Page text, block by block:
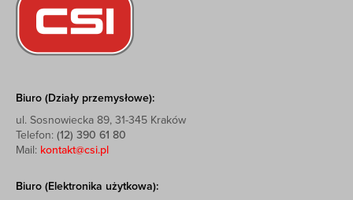
Biuro (Działy przemysłowe):
ul. Sosnowiecka 89, 31-345 Kraków
Telefon: (12) 390 61 80
Mail: kontakt@csi.pl
Biuro (Elektronika użytkowa):